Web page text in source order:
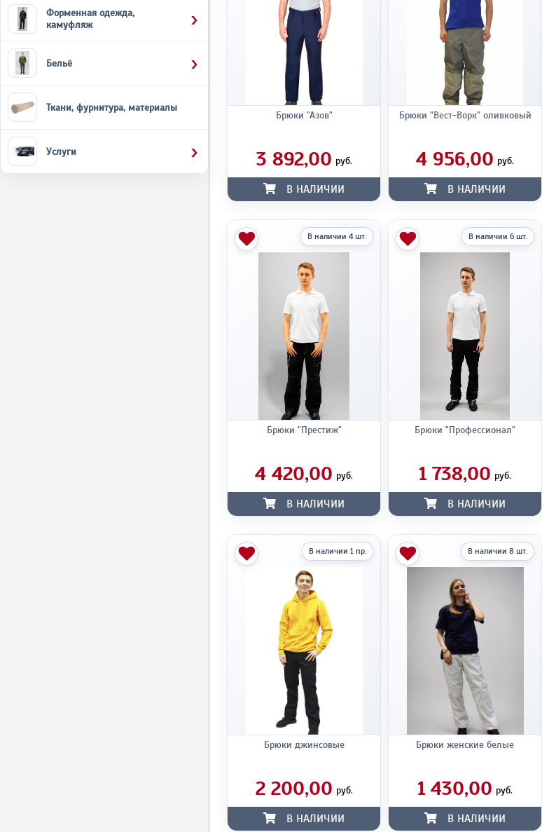
Форменная одежда,
камуфляж
Бельё
Ткани, фурнитура, материалы
Услуги
Брюки "Азов"
3 892,00 руб.
В НАЛИЧИИ
Брюки "Вест-Ворк" оливковый
4 956,00 руб.
В НАЛИЧИИ
В наличии 4 шт.
Брюки "Престиж"
4 420,00 руб.
В НАЛИЧИИ
В наличии 6 шт.
Брюки "Профессионал"
1 738,00 руб.
В НАЛИЧИИ
В наличии 1 пр.
Брюки джинсовые
2 200,00 руб.
В НАЛИЧИИ
В наличии 8 шт.
Брюки женские белые
1 430,00 руб.
В НАЛИЧИИ